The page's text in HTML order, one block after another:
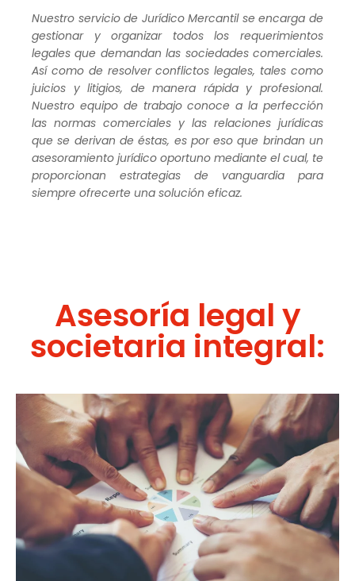
Nuestro servicio de Jurídico Mercantil se encarga de
gestionar y organizar todos los requerimientos
legales que demandan las sociedades comerciales.
Así como de resolver conflictos legales, tales como
juicios y litigios, de manera rápida y profesional.
Nuestro equipo de trabajo conoce a la perfección
las normas comerciales y las relaciones jurídicas
que se derivan de éstas, es por eso que brindan un
asesoramiento jurídico oportuno mediante el cual, te
proporcionan estrategias de vanguardia para
siempre ofrecerte una solución eficaz.
Asesoría legal y
societaria integral: